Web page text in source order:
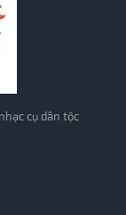
cụ dân tộc